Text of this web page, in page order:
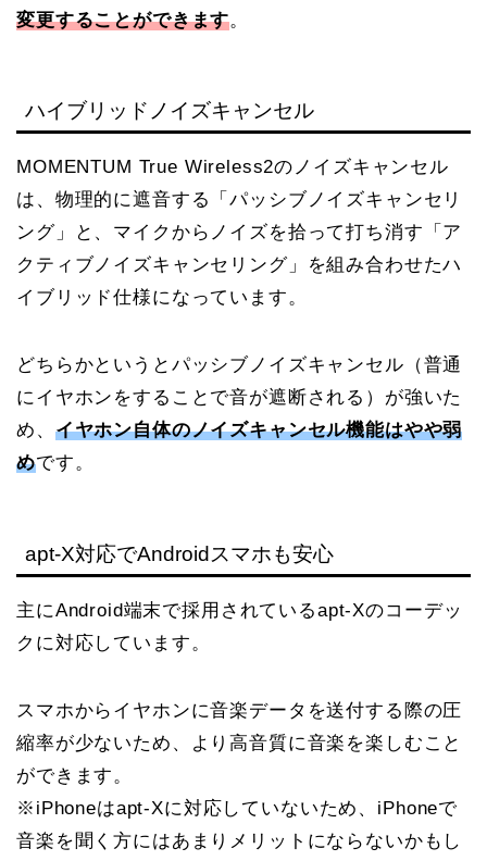
変更することができます。
ハイブリッドノイズキャンセル
MOMENTUM True Wireless2のノイズキャンセル
は、物理的に遮音する「パッシブノイズキャンセリ
ング」と、マイクからノイズを拾って打ち消す「ア
クティブノイズキャンセリング」を組み合わせたハ
イブリッド仕様になっています。
どちらかというとパッシブノイズキャンセル（普通
にイヤホンをすることで音が遮断される）が強いた
め、 イヤホン自体のノイズキャンセル機能はやや弱
めです。
apt-X対応でAndroidスマホも安心
主にAndroid端末で採用されているapt-Xのコーデッ
クに対応しています。
スマホからイヤホンに音楽データを送付する際の圧
縮率が少ないため、より高音質に音楽を楽しむこと
ができます。
※iPhoneはapt-Xに対応していないため、iPhoneで
音楽を聞く方にはあまりメリットにならないかもし